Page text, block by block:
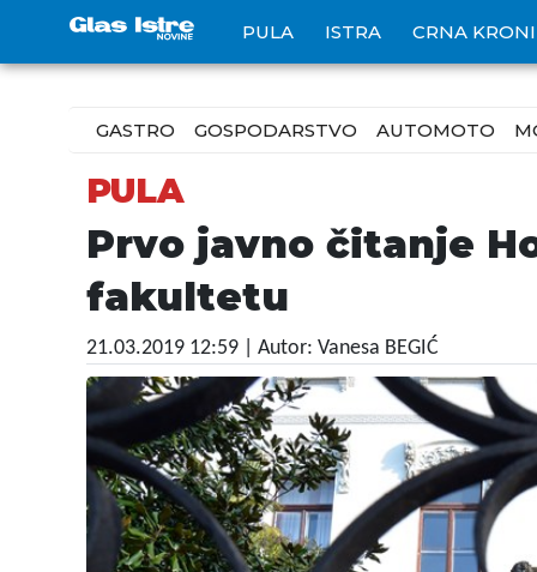
PULA ISTRA CRNA
GASTRO GOSPODARSTVO AUTOMOTO
PULA
Prvo javno čitanje
fakultetu
21.03.2019 12:59 | Autor: Vanesa BEGIĆ